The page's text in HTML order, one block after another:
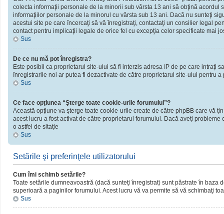
colecta informaţii personale de la minorii sub vârsta 13 ani să obţină
informaţiilor personale de la minorul cu vârsta sub 13 ani. Dacă nu sunteţi
acestui site pe care încercaţi să vă înregistraţi, contactaţi un consilier legal
contact pentru implicaţii legale de orice fel cu excepţia celor specificate mai
Sus
De ce nu mă pot înregistra?
Este posibil ca proprietarul site-ului să fi interzis adresa IP de pe care intraţi
înregistrarile noi ar putea fi dezactivate de către proprietarul site-ului pentru
Sus
Ce face opţiunea “Şterge toate cookie-urile forumului”?
Această opţiune va şterge toate cookie-urile create de către phpBB care vă
acest lucru a fost activat de către proprietarul forumului. Dacă aveţi
o astfel de sitaţie
Sus
Setările şi preferinţele utilizatorului
Cum îmi schimb setările?
Toate setările dumneavoastră (dacă sunteţi înregistrat) sunt păstrate în
superioară a paginilor forumului. Acest lucru vă va permite să vă schimbaţi
Sus